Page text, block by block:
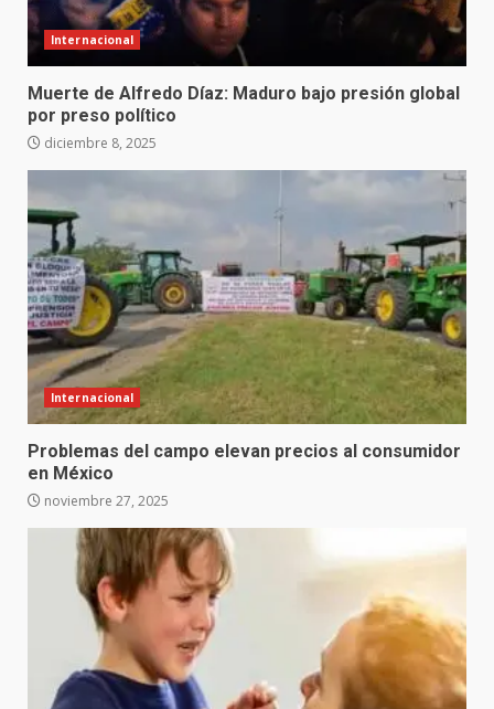
Internacional
Muerte de Alfredo Díaz: Maduro bajo presión global
por preso político
diciembre 8, 2025
Internacional
Problemas del campo elevan precios al consumidor
en México
noviembre 27, 2025